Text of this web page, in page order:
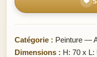
Catégorie : Peinture —
Dimensions : H: 70 x L: